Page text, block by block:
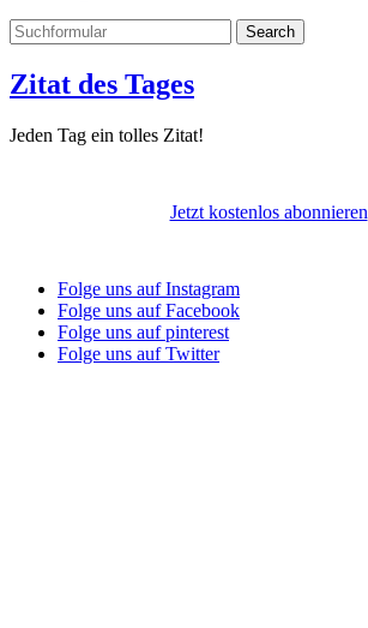
Search
Zitat des Tages
Jeden Tag ein tolles Zitat!
Jetzt kostenlos abonnieren
Folge uns auf Instagram
Folge uns auf Facebook
Folge uns auf pinterest
Folge uns auf Twitter